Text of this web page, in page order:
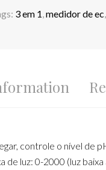
3 em 1 medidor de ec
controle o nível de
de luz: 0-2000 (luz